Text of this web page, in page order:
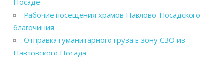
Посаде
Рабочие посещения храмов Павлово-Посадского
благочиния
Отправка гуманитарного груза в зону СВО из
Павловского Посада